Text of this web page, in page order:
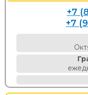
+7
+7